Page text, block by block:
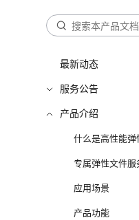
最新动态
服务公告
产品介绍
什么是高性能弹
专属弹性文件服
应用场景
产品功能